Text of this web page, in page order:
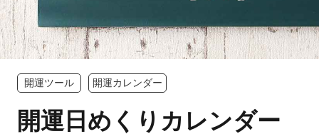
開運ツール 開運カレンダー
開運日めくりカレンダー